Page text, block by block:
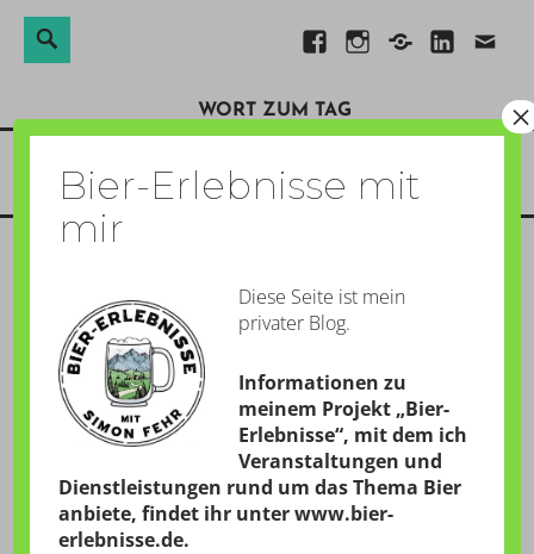
Direkt
Inhalt
FacebookInstagram
Xing Linkedin
E-
Suche
WORT ZUM TAG
Menü
WAS FÜRS OJO
GESCHRIEBEN AM:17. APRIL 2019
vonSimon
21:10 Uhr – Ein letztes flüssigesMitbringsel aus dem
Mexiko-Urlaubim letzten Hebst: Ein Craft Beer von
Bier-Erlebnisse mit
mir
Diese Seite ist mein
privater Blog.
Informationen zu
meinem Projekt „Bier-
Erlebnisse“, mit dem ich
Veranstaltungen und
Dienstleistungen rund um das Thema Bier
anbiete, findet ihr unterwww.bier-
erlebnisse.de.
×